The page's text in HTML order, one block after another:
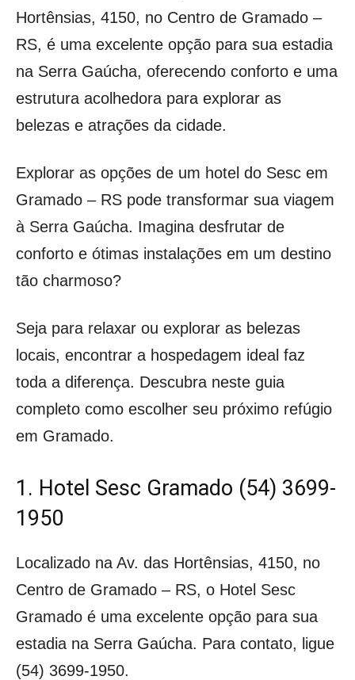
Hortênsias, 4150, no Centro de Gramado –
RS, é uma excelente opção para sua estadia
na Serra Gaúcha, oferecendo conforto e uma
estrutura acolhedora para explorar as
belezas e atrações da cidade.
Explorar as opções de um hotel do Sesc em
Gramado – RS pode transformar sua viagem
à Serra Gaúcha. Imagina desfrutar de
conforto e ótimas instalações em um destino
tão charmoso?
Seja para relaxar ou explorar as belezas
locais, encontrar a hospedagem ideal faz
toda a diferença. Descubra neste guia
completo como escolher seu próximo refúgio
em Gramado.
1. Hotel Sesc Gramado (54) 3699-
1950
Localizado na Av. das Hortênsias, 4150, no
Centro de Gramado – RS, o Hotel Sesc
Gramado é uma excelente opção para sua
estadia na Serra Gaúcha. Para contato, ligue
(54) 3699-1950.